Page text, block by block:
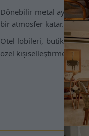
Dönebilir metal ayak
bir atmosfer katar. Hem
Otel lobileri, butik kafe
özel kişiselleştirme